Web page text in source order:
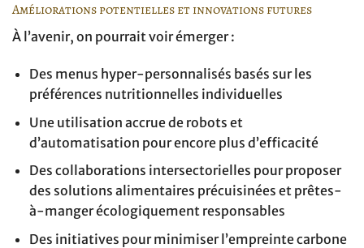
Améliorations potentielles et innovations futures
À l’avenir, on pourrait voir émerger :
Des menus hyper-personnalisés basés sur les
préférences nutritionnelles individuelles
Une utilisation accrue de robots et
d’automatisation pour encore plus d’efficacité
Des collaborations intersectorielles pour proposer
des solutions alimentaires précuisinées et prêtes-
à-manger écologiquement responsables
Des initiatives pour minimiser l’empreinte carbone